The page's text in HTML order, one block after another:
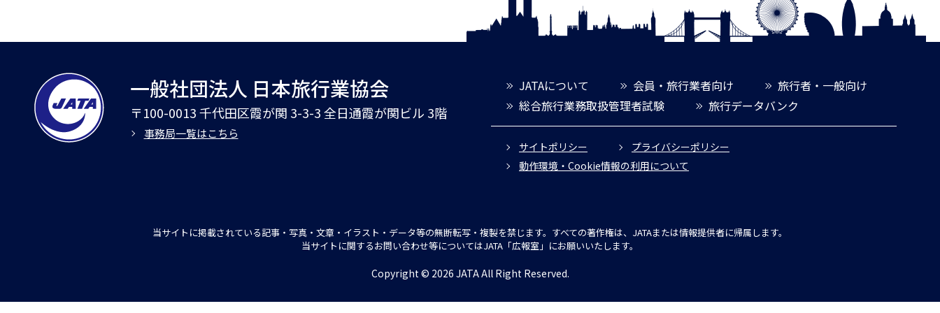
一般社団法人 日本旅行業協会
〒100-0013 千代田区霞が関 3-3-3 全日通霞が関ビル 3階
事務局一覧はこちら
JATAについて 会員・旅行業者向け
旅行者・一般向け
総合旅行業務取扱管理者試験
旅行データバンク
サイトポリシー
プライバシーポリシー
動作環境・Cookie情報の利用について
当サイトに掲載されている記事・写真・文章・イラスト・データ等の無断転写・複製を禁じます。すべての著作権は、JATAまたは情報提供者に帰属します。
当サイトに関するお問い合わせ等についてはJATA「広報室」にお願いいたします。
Copyright © 2026 JATA All Right Reserved.